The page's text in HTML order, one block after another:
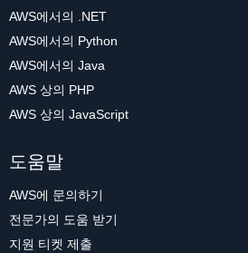
AWS에서의 .NET
AWS에서의 Python
AWS에서의 Java
AWS 상의 PHP
AWS 상의 JavaScript
도움말
AWS에 문의하기
전문가의 도움 받기
지원 티켓 제출